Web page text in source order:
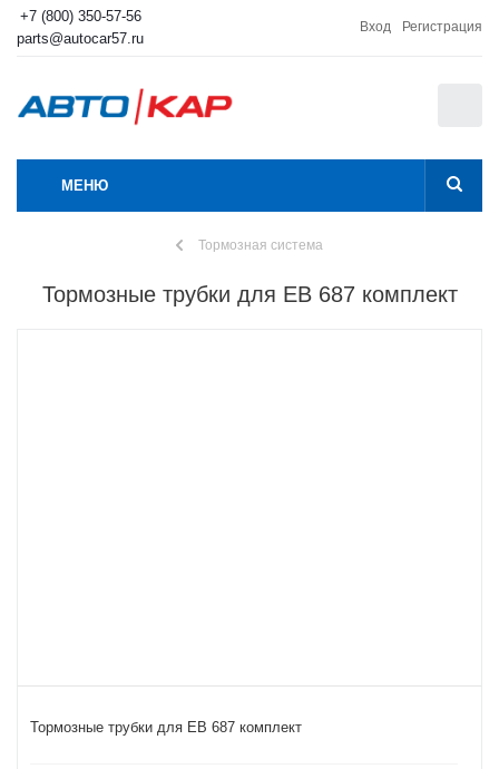
+7 (800) 350-57-56
parts@autocar57.ru
Вход Регистрация
МЕНЮ
Тормозная система
Тормозные трубки для ЕВ 687 комплект
Тормозные трубки для ЕВ 687 комплект